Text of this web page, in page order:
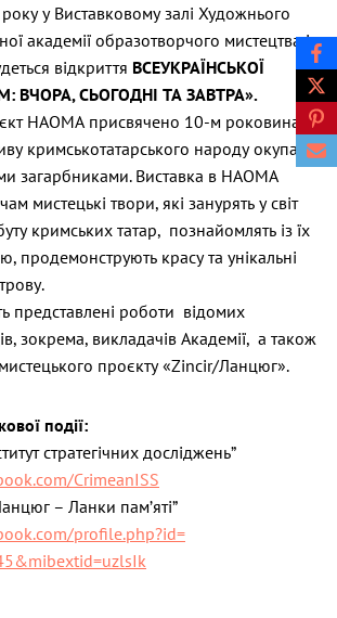
у Виставковому залі Художнього
академії образотворчого мистецтва і
відкриття ВСЕУКРАЇНСЬКОЇ
ВЧОРА, СЬОГОДНІ ТА ЗАВТРА».
НАОМА присвячено 10-м роковинам
кримськотатарського народу окупації
загарбниками. Виставка в НАОМА
мистецькі твори, які занурять у світ
кримських татар, познайомлять із їх
продемонструють красу та унікальні
представлені роботи відомих
зокрема, викладачів Академії, а також
проєкту «Zincir/Ланцюг».
події:
стратегічних досліджень”
CrimeanISS
– Ланки пам’яті”
profile.php?id=
uzlsIk